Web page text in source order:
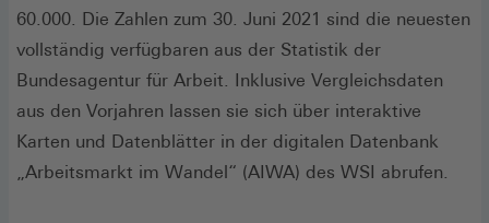
60.000. Die Zahlen zum 30. Juni 2021 sind die neuesten
vollständig verfügbaren aus der Statistik der
Bundesagentur für Arbeit. Inklusive Vergleichsdaten
aus den Vorjahren lassen sie sich über interaktive
Karten und Datenblätter in der digitalen Datenbank
„Arbeitsmarkt im Wandel“ (AIWA) des WSI abrufen.